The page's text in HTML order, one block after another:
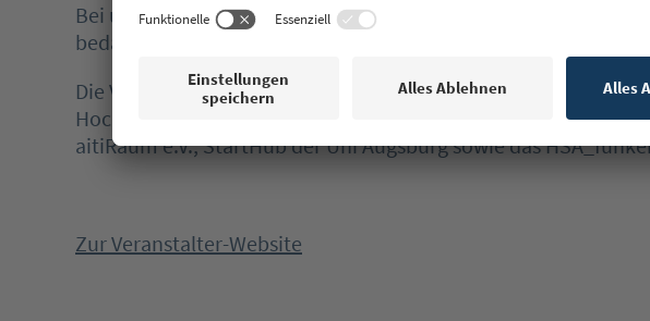
Bei unserenPartnern
möchten wir uns ganz herzlich für die
bedanken!
Die Veranstalter sind das Digitale Zentrum Schwaben (DZ.S),
Hochschule Augsburg, die Fakultät für Informatik der
aitiRaum e.V., StartHub der Uni Augsburg sowie das
Zur Veranstalter-Website